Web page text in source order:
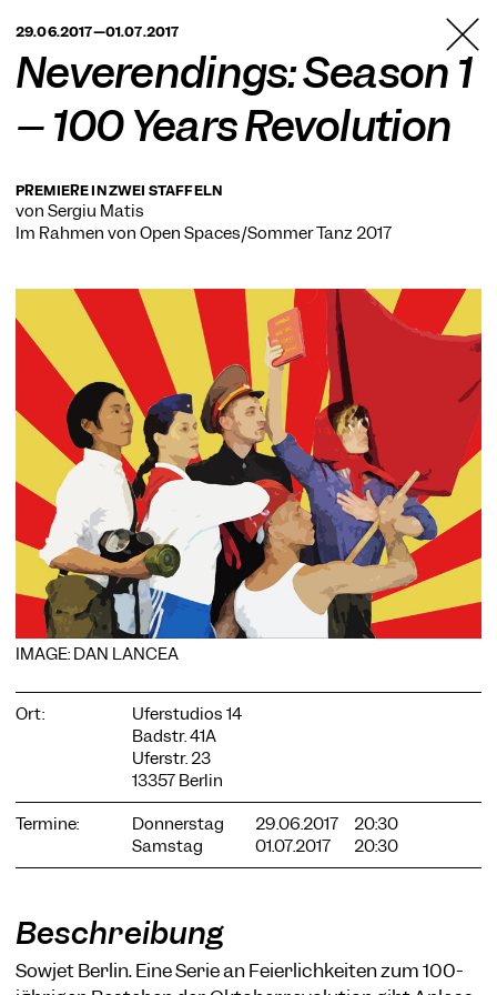
BERLIN
29.06.2017—01.07.2017
Neverendings: Season 1
– 100 Years Revolution
PREMIERE IN ZWEI STAFFELN
von Sergiu Matis
Im Rahmen von Open Spaces/Sommer Tanz 2017
IMAGE: DAN LANCEA
Ort:
Uferstudios 14
Badstr. 41A
Uferstr. 23
13357 Berlin
Termine:
Donnerstag 29.06.2017
20:30
Samstag
01.07.2017 20:30
Beschreibung
Sowjet Berlin. Eine Serie an Feierlichkeiten zum 100-
COOKIE-EINSTELLUNGEN
Wir verwenden Cookies und Inhalte externer Anbieter auf
Sie die Website nutzen können. Andere Cookies helfen uns,
die Website weiterzuentwickeln. Sie können Ihre Einwilligung
jederzeit widerrufen. Bitte besuchen Sie unsere
Datenschutzerklärung für weitere Informationen. Unten
können Sie auswählen, welche Technologien Sie zulassen
Notwendige Cookies
Externe Medien
Nur notwendige Alle akzeptieren